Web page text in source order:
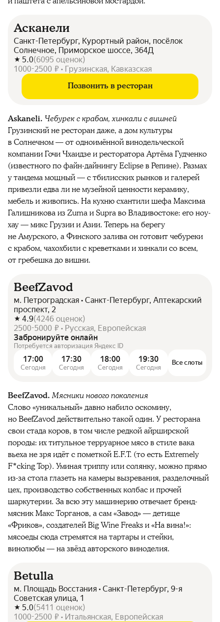
Асканели
Санкт-Петербург, Курортный район, посёлок
Солнечное, Приморское шоссе, 364Д
5.0(6095 оценок)
1000-2500 ₽ • Грузинская, Кавказская
Позвонить в ресторан
Askaneli. Чебурек с крабом, хинкали с вишней
Грузинский не ресторан даже, а дом культуры
в Солнечном — от одноимённой винодельческой
компании Гочи Чхаидзе и ресторатора Артёма Гудченко
(известного по файн-дайнингу Eclipse в Репине). Размах
у тандема мощный — с тбилисских рынков и галерей
привезли едва ли не музейной ценности керамику,
мебель и живопись. На кухню схантили шефа Максима
Галишникова из Zuma и Supra во Владивостоке: его ноу-
хау — микс Грузии и Азии. Теперь на берегу
не Амурского, а Финского залива он готовит чебуреки
с крабом, чахохбили с креветками и хинкали со всем,
от гребешка до вишни.
BeefZavod
м. Петроградская • Санкт-Петербург, Аптекарский
проспект, 2
4.9(4246 оценок)
2500-5000 ₽ • Русская, Европейская
Забронируйте онлайн
Потребуется авторизация Яндекс ID
17:00
Сегодня
17:30
Сегодня
18:00
Сегодня
19:30
Сегодня
Все слоты
BeefZavod.Мясники нового поколения
Слово «уникальный» давно набило оскомину,
но BeefZavod действительно такой один. У ресторана
свои стада коров, в том числе редкой айрширской
породы: их титульное терруарное мясо в стиле вака
вьеха не зря идёт с пометкой E.F.T. (то есть Extremely
F*cking Top). Уминая триппу или солянку, можно прямо
из-за стола глазеть на камеры вызревания, разделочный
цех, производство собственных колбас и прочей
шаркутерии. За всю эту машинерию отвечает бренд-
мясник Макс Торганов, а сам «Завод» — детище
«Фриков», создателей Big Wine Freaks и «На вина!»:
мясоеды сюда стремятся на тартары и стейки,
винолюбы — на звёзд авторского виноделия.
Betulla
м. Площадь Восстания • Санкт-Петербург, 9-я
Советская улица, 1
5.0(5411 оценок)
1000-2500 ₽ • Итальянская, Европейская